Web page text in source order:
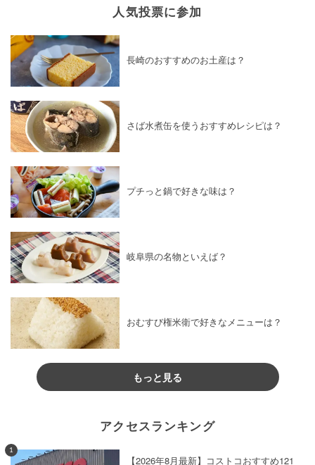
人気投票に参加
長崎のおすすめのお土産は？
さば水煮缶を使うおすすめレシピは？
プチっと鍋で好きな味は？
岐阜県の名物といえば？
おむすび権米衛で好きなメニューは？
もっと見る
アクセスランキング
1
【2026年8月最新】コストコおすすめ121